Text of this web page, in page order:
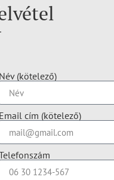
Név (kötelező)
Email cím (kötelező)